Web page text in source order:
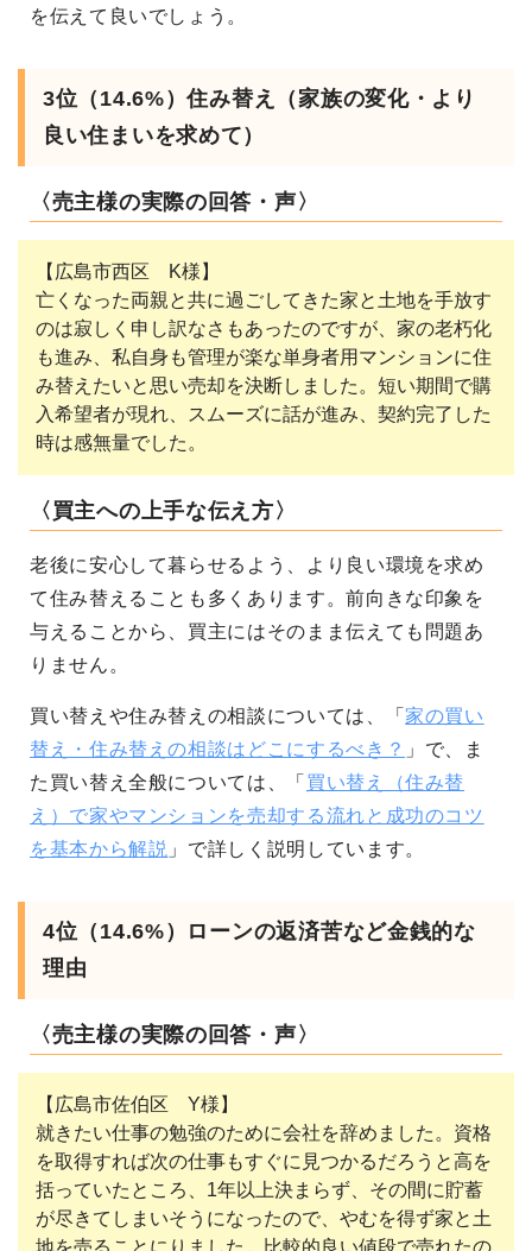
を伝えて良いでしょう。
3位（14.6%）住み替え（家族の変化・より
良い住まいを求めて）
〈売主様の実際の回答・声〉
【広島市西区 K様】
亡くなった両親と共に過ごしてきた家と土地を手放す
のは寂しく申し訳なさもあったのですが、家の老朽化
も進み、私自身も管理が楽な単身者用マンションに住
み替えたいと思い売却を決断しました。短い期間で購
入希望者が現れ、スムーズに話が進み、契約完了した
時は感無量でした。
〈買主への上手な伝え方〉
老後に安心して暮らせるよう、より良い環境を求め
て住み替えることも多くあります。前向きな印象を
与えることから、買主にはそのまま伝えても問題あ
りません。
買い替えや住み替えの相談については、「 家の買い
替え・住み替えの相談はどこにするべき？ 」で、ま
た買い替え全般については、
「 買い替え（住み替
え）で家やマンションを売却する流れと成功のコツ
を基本から解説 」 で詳しく説明しています。
4位（14.6%）ローンの返済苦など金銭的な
理由
〈売主様の実際の回答・声〉
【広島市佐伯区 Y様】
就きたい仕事の勉強のために会社を辞めました。資格
を取得すれば次の仕事もすぐに見つかるだろうと高を
括っていたところ、1年以上決まらず、その間に貯蓄
が尽きてしまいそうになったので、やむを得ず家と土